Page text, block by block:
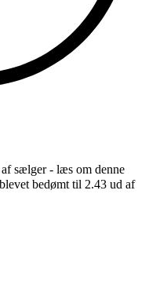
sælger - læs om denne
bedømt til 2.43 ud af